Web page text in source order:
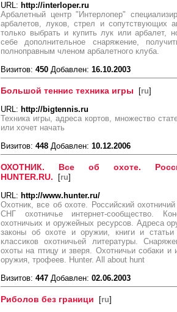
URL: http://interloper.ru
Арбалетный центр "Интерлопер"
арбалетов, луков, стрел и сопутствующих
только выбрать и купить лук или арбалет,
себе дополнительное снаряжение,
полноправным членом арбалетного клуба.
Визитов: 450 Добавлен: 16.10.2003
Большой теннис техника игры [ru]
URL: http://bigtennis.ru
Техника игры, адреса кортов, множество
или хочет начать
Визитов: 448 Добавлен: 10.12.2006
ОХОТНИК. Все об охоте.
HUNTER.RU. [ru]
URL: http://www.hunter.ru/
Охотник, все об охоте. Российский
СНГ охотничье интернет-сообщество.
охотничьих и оружейных ресурсов. Адреса
законы об охоте и оружии, книги и
классиков охотничьей литературы.
охоты на птицу и зверя. Охотничьи собаки и
оружия, трофеев. Hunter. All about hunt
Визитов: 447 Добавлен: 02.06.2003
Риболов без граници [ru]